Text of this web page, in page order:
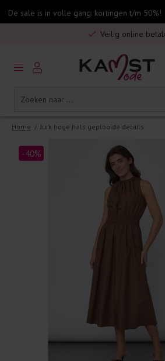
De sale is in volle gang: kortingen t/m 50%!
Gratis verzending in
Veilig online
5% spaarbonus op jouw
Gratis verzending in
Home / Jurk hoge hals geplooide details
-40%